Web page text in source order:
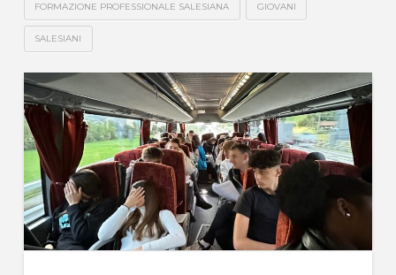
FORMAZIONE PROFESSIONALE SALESIANA GIOVANI
SALESIANI